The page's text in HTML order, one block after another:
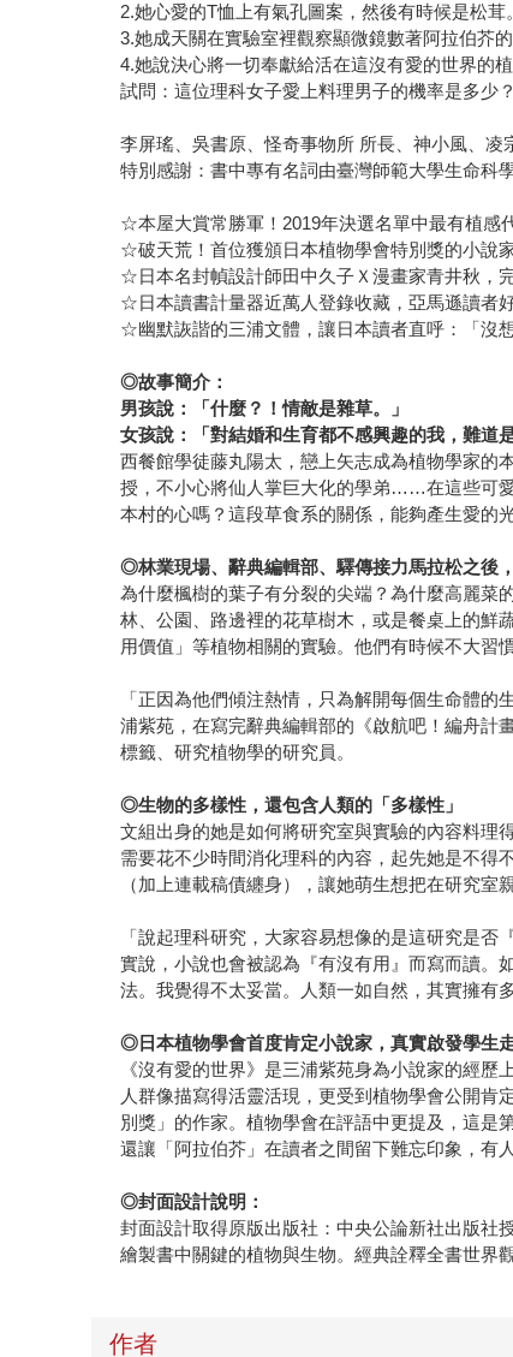
2.她心愛的T恤上有氣孔圖案，然後有時候是松茸。
3.她成天關在實驗室裡觀察顯微鏡數著阿拉伯芥的
4.她說決心將一切奉獻給活在這沒有愛的世界的植
試問：這位理科女子愛上料理男子的機率是多少？
李屏瑤、吳書原、怪奇事物所 所長、神小風、
特別感謝：書中專有名詞由臺灣師範大學生命科
☆本屋大賞常勝軍！2019年決選名單中最有植感
☆破天荒！首位獲頒日本植物學會特別獎的小說
☆日本名封幀設計師田中久子Ｘ漫畫家青井秋，
☆日本讀書計量器近萬人登錄收藏，亞馬遜讀者
☆幽默詼諧的三浦文體，讓日本讀者直呼：「沒
◎故事簡介：
男孩說：「什麼？！情敵是雜草。」
女孩說：「對結婚和生育都不感興趣的我，難道
西餐館學徒藤丸陽太，戀上矢志成為植物學家的
授，不小心將仙人掌巨大化的學弟……在這些可
本村的心嗎？這段草食系的關係，能夠產生愛的
◎林業現場、辭典編輯部、驛傳接力馬拉松之後
為什麼楓樹的葉子有分裂的尖端？為什麼高麗
林、公園、路邊裡的花草樹木，或是餐桌上的鮮
用價值」等植物相關的實驗。他們有時候不大
「正因為他們傾注熱情，只為解開每個生命體
浦紫苑，在寫完辭典編輯部的《啟航吧！編舟計
標籤、研究植物學的研究員。
◎生物的多樣性，還包含人類的「多樣性」
文組出身的她是如何將研究室與實驗的內容料理
需要花不少時間消化理科的內容，起先她是不得
（加上連載稿債纏身），讓她萌生想把在研究室
「說起理科研究，大家容易想像的是這研究是
實說，小說也會被認為『有沒有用』而寫而讀。
法。我覺得不太妥當。人類一如自然，其實擁有
◎日本植物學會首度肯定小說家，真實啟發學生
《沒有愛的世界》是三浦紫苑身為小說家的經
人群像描寫得活靈活現，更受到植物學會公開
別獎」的作家。植物學會在評語中更提及，這是
還讓「阿拉伯芥」在讀者之間留下難忘印象，有
◎封面設計說明：
封面設計取得原版出版社：中央公論新社出版社
繪製書中關鍵的植物與生物。經典詮釋全書世界
作者